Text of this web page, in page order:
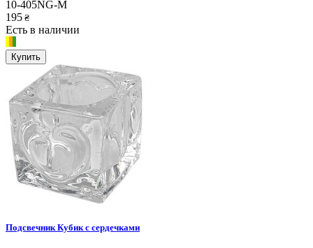
10-405NG-M
195 ₴
Есть в наличии
Купить
Подсвечник Кубик с сердечками